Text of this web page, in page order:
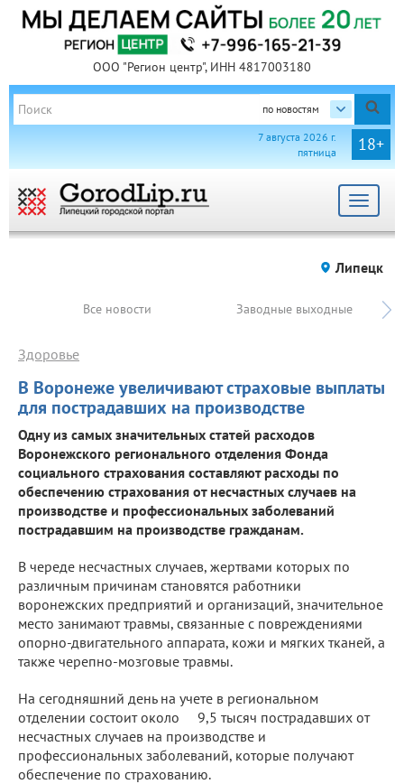
ООО "Регион центр", ИНН 4817003180
по новостям
18+
7 августа 2026 г.
пятница
Toggle
Липецк
Все новости Заводные выходные
В Воронеже увеличивают страховые выплаты
для пострадавших на производстве
Здоровье
Одну из самых значительных статей расходов
Воронежского регионального отделения Фонда
социального страхования составляют расходы по
обеспечению страхования от несчастных случаев на
производстве и профессиональных заболеваний
пострадавшим на производстве гражданам.
В череде несчастных случаев, жертвами которых по
различным причинам становятся работники
воронежских предприятий и организаций, значительное
место занимают травмы, связанные с повреждениями
опорно-двигательного аппарата, кожи и мягких тканей, а
также черепно-мозговые травмы.
На сегодняшний день на учете в региональном
отделении состоит около 9,5 тысяч пострадавших от
несчастных случаев на производстве и
профессиональных заболеваний, которые получают
обеспечение по страхованию.